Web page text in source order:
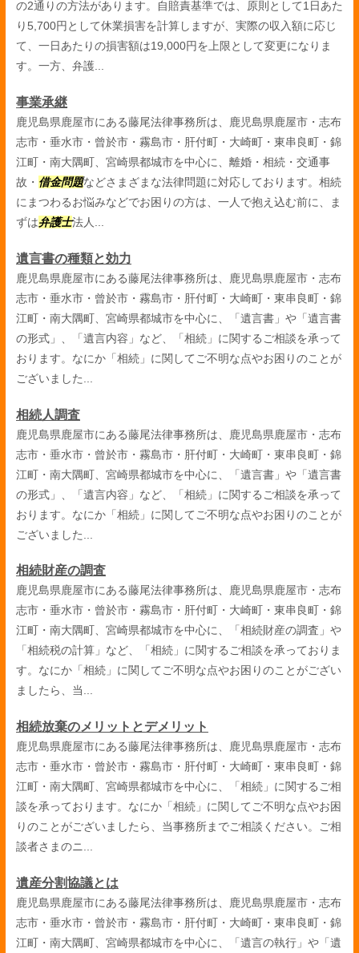
の2通りの方法があります。自賠責基準では、原則として1日あた
り5,700円として休業損害を計算しますが、実際の収入額に応じ
て、一日あたりの損害額は19,000円を上限として変更になりま
す。一方、弁護...
事業承継
鹿児島県鹿屋市にある藤尾法律事務所は、鹿児島県鹿屋市・志布
志市・垂水市・曾於市・霧島市・肝付町・大崎町・東串良町・錦
江町・南大隅町、宮崎県都城市を中心に、離婚・相続・交通事
故・ 借金問題などさまざまな法律問題に対応しております。相続
にまつわるお悩みなどでお困りの方は、一人で抱え込む前に、ま
ずは弁護士法人...
遺言書の種類と効力
鹿児島県鹿屋市にある藤尾法律事務所は、鹿児島県鹿屋市・志布
志市・垂水市・曾於市・霧島市・肝付町・大崎町・東串良町・錦
江町・南大隅町、宮崎県都城市を中心に、「遺言書」や「遺言書
の形式」、「遺言内容」など、「相続」に関するご相談を承って
おります。なにか「相続」に関してご不明な点やお困りのことが
ございました...
相続人調査
鹿児島県鹿屋市にある藤尾法律事務所は、鹿児島県鹿屋市・志布
志市・垂水市・曾於市・霧島市・肝付町・大崎町・東串良町・錦
江町・南大隅町、宮崎県都城市を中心に、「遺言書」や「遺言書
の形式」、「遺言内容」など、「相続」に関するご相談を承って
おります。なにか「相続」に関してご不明な点やお困りのことが
ございました...
相続財産の調査
鹿児島県鹿屋市にある藤尾法律事務所は、鹿児島県鹿屋市・志布
志市・垂水市・曾於市・霧島市・肝付町・大崎町・東串良町・錦
江町・南大隅町、宮崎県都城市を中心に、「相続財産の調査」や
「相続税の計算」など、「相続」に関するご相談を承っておりま
す。なにか「相続」に関してご不明な点やお困りのことがござい
ましたら、当...
相続放棄のメリットとデメリット
鹿児島県鹿屋市にある藤尾法律事務所は、鹿児島県鹿屋市・志布
志市・垂水市・曾於市・霧島市・肝付町・大崎町・東串良町・錦
江町・南大隅町、宮崎県都城市を中心に、「相続」に関するご相
談を承っております。なにか「相続」に関してご不明な点やお困
りのことがございましたら、当事務所までご相談ください。ご相
談者さまのニ...
遺産分割協議とは
鹿児島県鹿屋市にある藤尾法律事務所は、鹿児島県鹿屋市・志布
志市・垂水市・曾於市・霧島市・肝付町・大崎町・東串良町・錦
江町・南大隅町、宮崎県都城市を中心に、「遺言の執行」や「遺